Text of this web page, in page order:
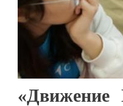
«Движение